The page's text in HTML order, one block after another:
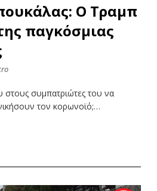
Ο Τραµπ
παγκόσµιας
στους συμπατριώτες του να
τον κορωνοϊό;…